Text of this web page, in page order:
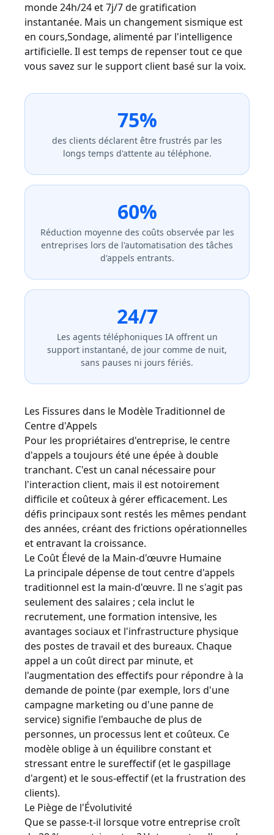
monde 24h/24 et 7j/7 de gratification
instantanée. Mais un changement sismique est
en cours,Sondage, alimenté par l'intelligence
artificielle. Il est temps de repenser tout ce que
vous savez sur le support client basé sur la voix.
75%
des clients déclarent être frustrés par les
longs temps d'attente au téléphone.
60%
Réduction moyenne des coûts observée par les
entreprises lors de l'automatisation des tâches
d'appels entrants.
24/7
Les agents téléphoniques IA offrent un
support instantané, de jour comme de nuit,
sans pauses ni jours fériés.
Les Fissures dans le Modèle Traditionnel de
Centre d'Appels
Pour les propriétaires d'entreprise, le centre
d'appels a toujours été une épée à double
tranchant. C'est un canal nécessaire pour
l'interaction client, mais il est notoirement
difficile et coûteux à gérer efficacement. Les
défis principaux sont restés les mêmes pendant
des années, créant des frictions opérationnelles
et entravant la croissance.
Le Coût Élevé de la Main-d'œuvre Humaine
La principale dépense de tout centre d'appels
traditionnel est la main-d'œuvre. Il ne s'agit pas
seulement des salaires ; cela inclut le
recrutement, une formation intensive, les
avantages sociaux et l'infrastructure physique
des postes de travail et des bureaux. Chaque
appel a un coût direct par minute, et
l'augmentation des effectifs pour répondre à la
demande de pointe (par exemple, lors d'une
campagne marketing ou d'une panne de
service) signifie l'embauche de plus de
personnes, un processus lent et coûteux. Ce
modèle oblige à un équilibre constant et
stressant entre le sureffectif (et le gaspillage
d'argent) et le sous-effectif (et la frustration des
clients).
Le Piège de l'Évolutivité
Que se passe-t-il lorsque votre entreprise croît